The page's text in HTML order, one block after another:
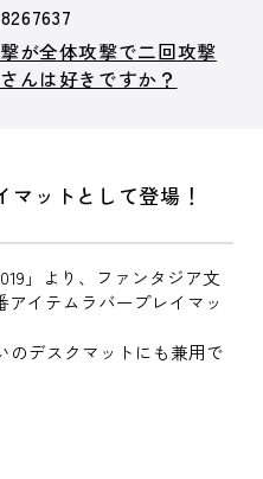
が全体攻撃で二回攻撃
んは好きですか？
ットとして登場！
」より、ファンタジア文
イテムラバープレイマッ
のデスクマットにも兼用で